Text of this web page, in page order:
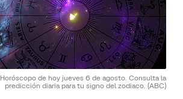
Horóscopo de hoy jueves 6 de agosto. Consulta la
predicción diaria para tu signo del zodiaco. (ABC)